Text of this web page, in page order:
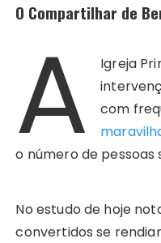
O Compartilhar de
A
Igreja
com
o número de pessoas
No estudo de hoje
convertidos se